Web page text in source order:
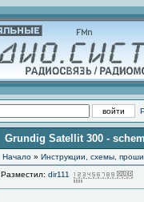
Grundig Satellit 300 -
Начало » Инструкции, схемы,
Разместил: dir111